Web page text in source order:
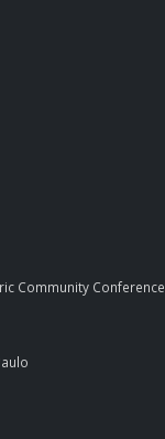
Community Conference